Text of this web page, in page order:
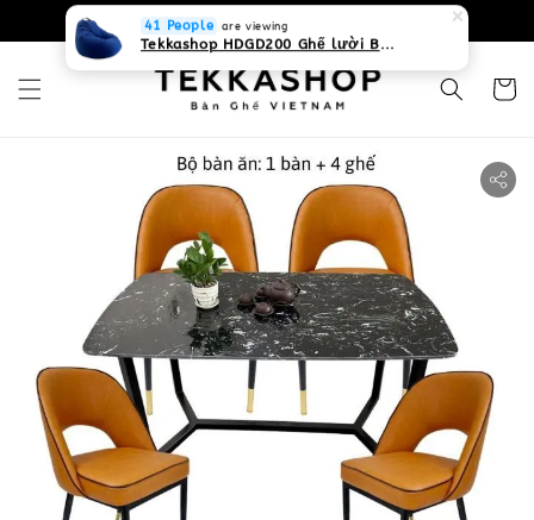
0931268840 Liên hệ với chúng tôi
41 People are viewing
Tekkashop HDGD200 Ghế lười Beanbag form truyền thống, chất liệu Olefin canvas kháng nước, màu xanh biển, có thể sử dụng trong nhà và cả ngoài trời, có quai xách